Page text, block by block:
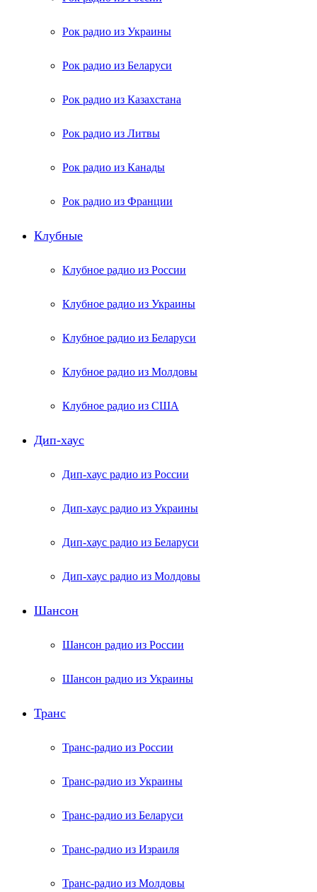
Рок радио из Украины
Рок радио из Беларуси
Рок радио из Казахстана
Рок радио из Литвы
Рок радио из Канады
Рок радио из Франции
Клубные
Клубное радио из России
Клубное радио из Украины
Клубное радио из Беларуси
Клубное радио из Молдовы
Клубное радио из США
Дип-хаус
Дип-хаус радио из России
Дип-хаус радио из Украины
Дип-хаус радио из Беларуси
Дип-хаус радио из Молдовы
Шансон
Шансон радио из России
Шансон радио из Украины
Транс
Транс-радио из России
Транс-радио из Украины
Транс-радио из Беларуси
Транс-радио из Израиля
Транс-радио из Молдовы